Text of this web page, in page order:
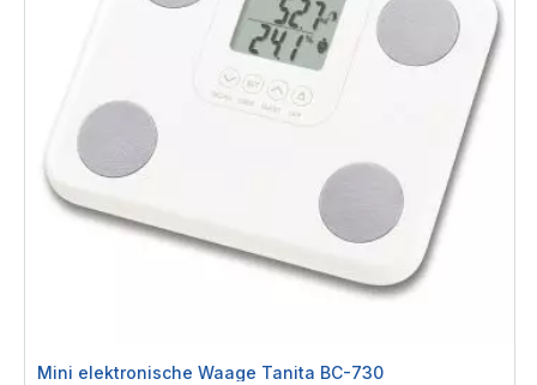
Mini elektronische Waage Tanita BC-730